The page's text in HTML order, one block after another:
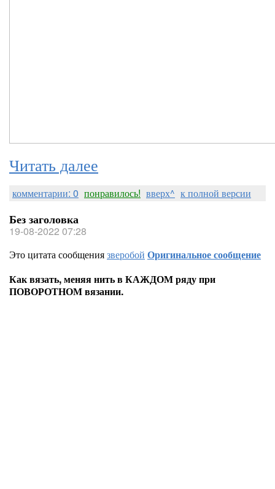
Читать далее
комментарии: 0 понравилось! вверх^ к полной версии
Без заголовка
19-08-2022 07:28
Это цитата сообщениязверобой Оригинальное сообщение
Как вязать, меняя нить в КАЖДОМ ряду при
ПОВОРОТНОМ вязании.